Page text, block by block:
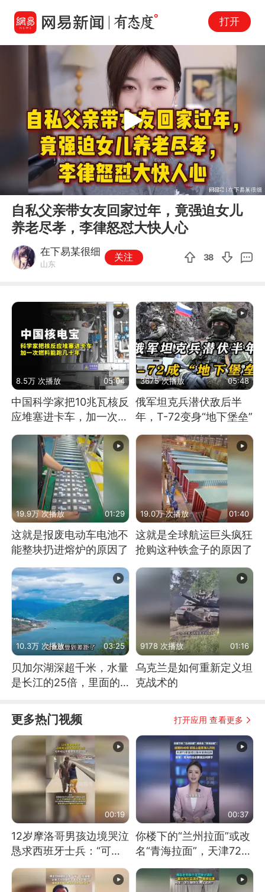
打开
00:00 17:51
Play
自私父亲带女友回家过年，竟强迫女儿
养老尽孝，李律怒怼大快人心
在下易某很细
山东
关注 38
8.5万 次播放 05:04
中国科学家把10兆瓦核反
应堆塞进卡车，加一次燃
料能跑几十年
3675 次播放 05:48
俄军坦克兵潜伏敌后半
年，T-72变身“地下堡垒”
19.9万 次播放 01:29
这就是报废电动车电池不
能整块扔进熔炉的原因了
19.0万 次播放 01:40
这就是全球航运巨头疯狂
抢购这种铁盒子的原因了
10.3万 次播放 03:25
贝加尔湖深超千米，水量
是长江的25倍，里面的
9178 次播放 01:16
乌克兰是如何重新定义坦
克战术的
更多热门视频 打开应用 查看更多
00:19
12岁摩洛哥男孩边境哭泣
恳求西班牙士兵：“可不
可以不要把我遣返回国”
00:37
你楼下的“兰州拉面”或改
名“青海拉面”，天津72家
面馆已集体更换招牌